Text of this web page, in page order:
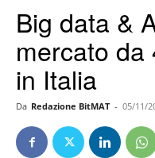
Big data &
mercato da
in Italia
Da Redazione BitMAT - 05/11/